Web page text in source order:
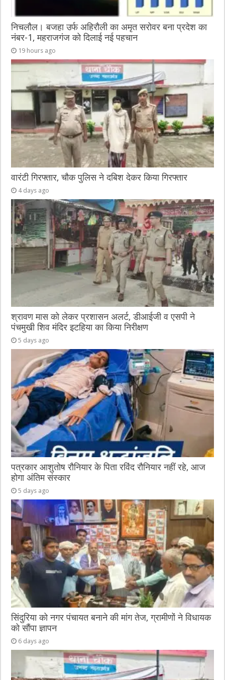
निचलौल। बजहा उर्फ अहिरौली का अमृत सरोवर बना प्रदेश का
नंबर-1, महराजगंज को दिलाई नई पहचान
19 hours ago
वारंटी गिरफ्तार, चौक पुलिस ने दबिश देकर किया गिरफ्तार
4 days ago
श्रावण मास को लेकर प्रशासन अलर्ट, डीआईजी व एसपी ने
पंचमुखी शिव मंदिर इटहिया का किया निरीक्षण
5 days ago
पत्रकार आशुतोष रौनियार के पिता रविंद रौनियार नहीं रहे, आज
होगा अंतिम संस्कार
5 days ago
सिंदुरिया को नगर पंचायत बनाने की मांग तेज, ग्रामीणों ने विधायक
को सौंपा ज्ञापन
6 days ago